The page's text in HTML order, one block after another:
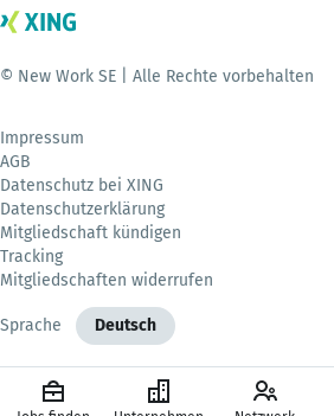
© New Work SE | Alle Rechte vorbehalten
Impressum
AGB
Datenschutz bei XING
Datenschutzerklärung
Mitgliedschaft kündigen
Tracking
Mitgliedschaften widerrufen
Sprache Deutsch